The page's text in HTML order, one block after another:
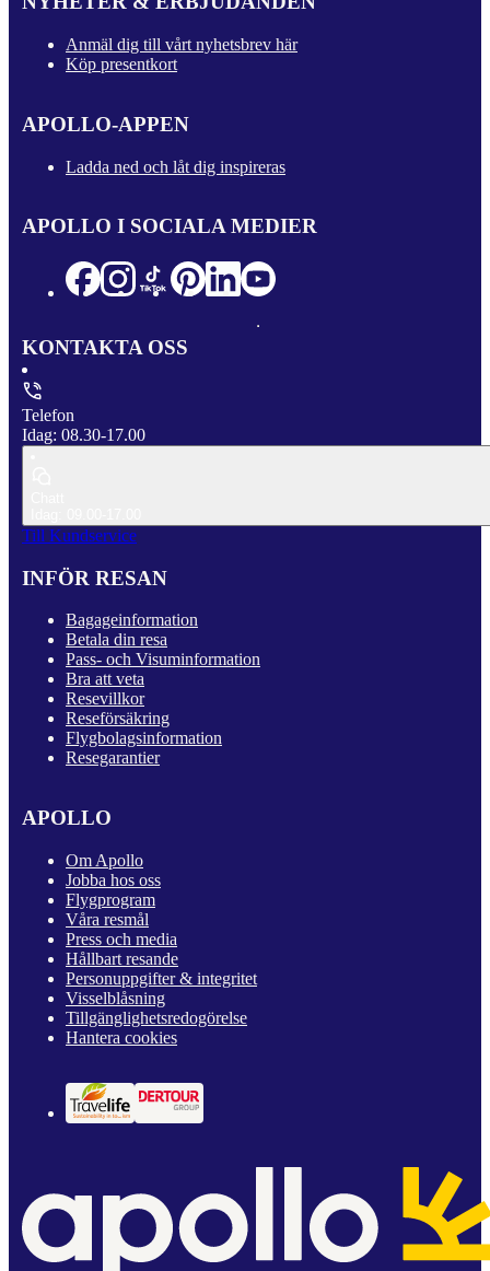
Anmäl dig till vårt nyhetsbrev här
Köp presentkort
APOLLO-APPEN
Ladda ned och låt dig inspireras
APOLLO I SOCIALA MEDIER
KONTAKTA OSS
Telefon
Idag: 08.30-17.00
Till Kundservice
INFÖR RESAN
Bagageinformation
Betala din resa
Pass- och Visuminformation
Bra att veta
Resevillkor
Reseförsäkring
Flygbolagsinformation
Resegarantier
APOLLO
Om Apollo
Jobba hos oss
Flygprogram
Våra resmål
Press och media
Hållbart resande
Personuppgifter & integritet
Visselblåsning
Tillgänglighetsredogörelse
Hantera cookies